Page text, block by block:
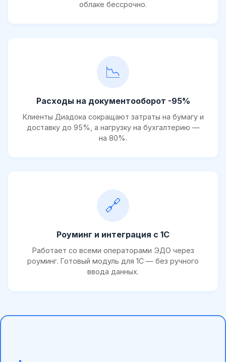
облаке бессрочно.
📉
Расходы на документооборот -95%
Клиенты Диадока сокращают затраты на бумагу и
доставку до 95%, а нагрузку на бухгалтерию —
на 80%.
🔗
Роуминг и интеграция с 1С
Работает со всеми операторами ЭДО через
роуминг. Готовый модуль для 1С — без ручного
ввода данных.